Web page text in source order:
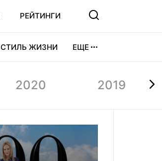
РЕЙТИНГИ
СТИЛЬ ЖИЗНИ ЕЩЕ
2020 2019